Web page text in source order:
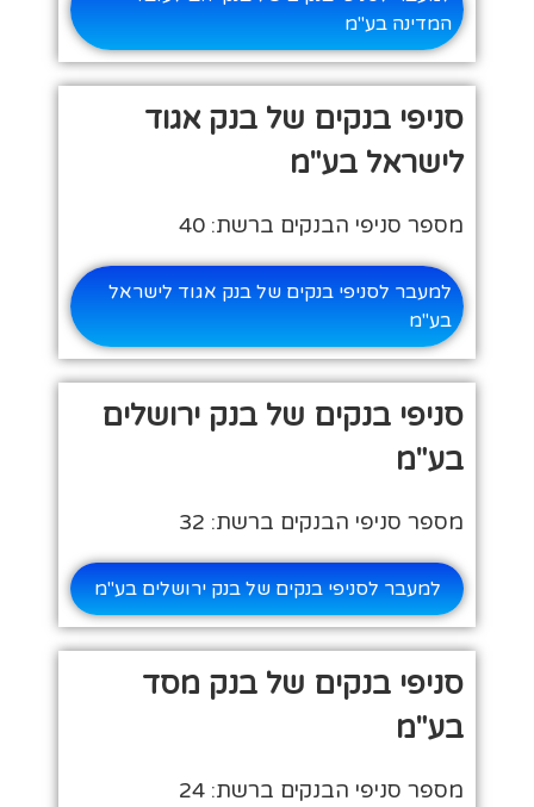
המדינה בע"מ
סניפי בנקים של בנק אגוד
לישראל בע"מ
מספר סניפי הבנקים ברשת: 40
למעבר לסניפי בנקים של בנק אגוד לישראל
בע"מ
סניפי בנקים של בנק ירושלים
בע"מ
מספר סניפי הבנקים ברשת: 32
למעבר לסניפי בנקים של בנק ירושלים בע"מ
סניפי בנקים של בנק מסד
בע"מ
מספר סניפי הבנקים ברשת: 24